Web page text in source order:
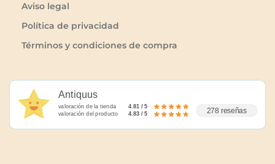
Aviso legal
Política de privacidad
Términos y condiciones de compra
Antiquus
valoración de la tienda
4.81 / 5
valoración del producto
4.83 / 5 278 reseñas